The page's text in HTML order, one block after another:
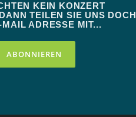
KEIN KONZERT
TEILEN SIE UNS DOCH
MAIL ADRESSE MIT...